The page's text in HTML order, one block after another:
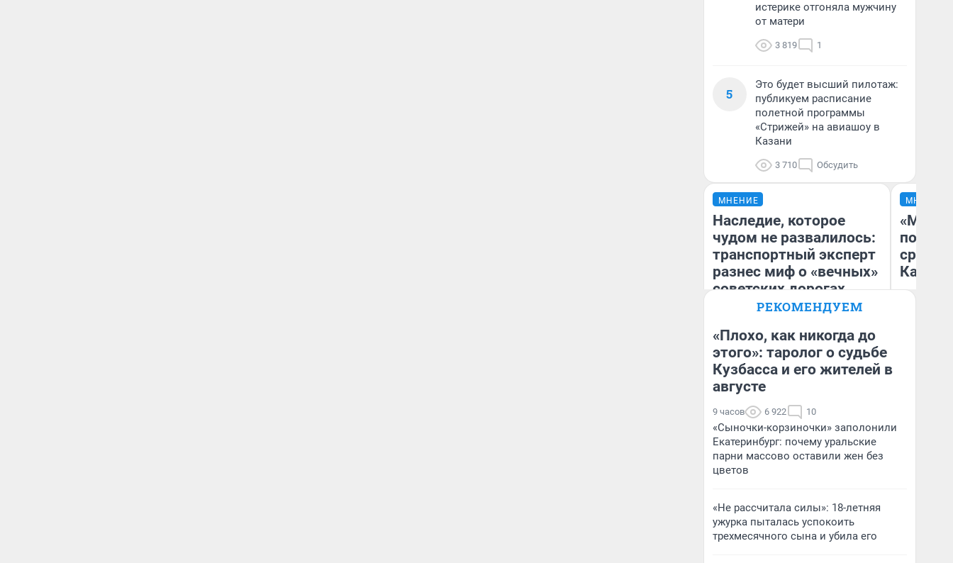
истерике отгоняла мужчину
от матери
3 819 1
5
Это будет высший пилотаж:
публикуем расписание
полетной программы
«Стрижей» на авиашоу в
Казани
3 710 Обсудить
МНЕНИЕ
Наследие, которое
чудом не развалилось:
транспортный эксперт
разнес миф о «вечных»
советских дорогах
Олег Арефьев
Блогер, предприниматель,
владелец в транспортном
бизнесе
МНЕНИЕ
РЕКОМЕНДУЕМ
«Плохо, как никогда до
этого»: таролог о судьбе
Кузбасса и его жителей в
августе
9 часов 6 922 10
«Сыночки-корзиночки» заполонили
Екатеринбург: почему уральские
парни массово оставили жен без
цветов
«Не рассчитала силы»: 18-летняя
ужурка пыталась успокоить
трехмесячного сына и убила его